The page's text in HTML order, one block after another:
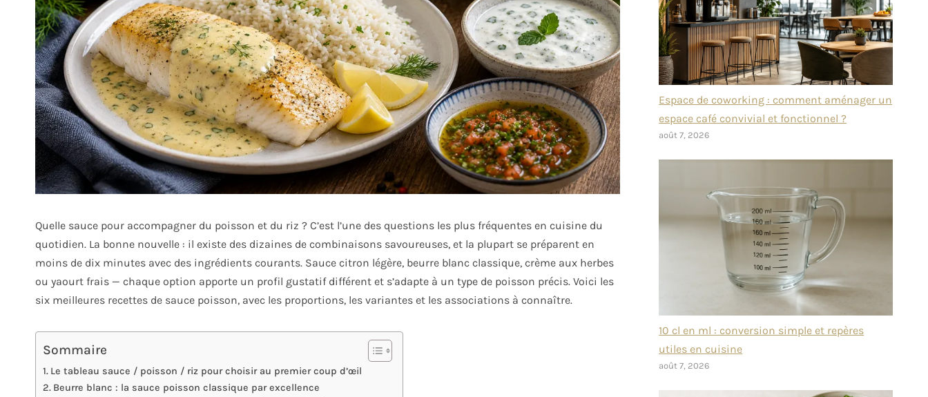
Quelle sauce pour accompagner du poisson et du riz ? C’est l’une des questions les plus fréquentes en cuisine du
quotidien. La bonne nouvelle : il existe des dizaines de combinaisons savoureuses, et la plupart se préparent en
moins de dix minutes avec des ingrédients courants. Sauce citron légère, beurre blanc classique, crème aux herbes
ou yaourt frais — chaque option apporte un profil gustatif différent et s’adapte à un type de poisson précis. Voici les
six meilleures recettes de sauce poisson, avec les proportions, les variantes et les associations à connaître.
Sommaire
Le tableau sauce / poisson / riz pour choisir au premier coup d’œil
Beurre blanc : la sauce poisson classique par excellence
Espace de coworking : comment aménager un
espace café convivial et fonctionnel ?
août 7, 2026
10 cl en ml : conversion simple et repères
utiles en cuisine
août 7, 2026